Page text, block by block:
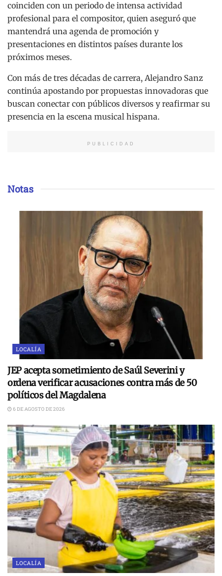
coinciden con un periodo de intensa actividad
profesional para el compositor, quien aseguró que
mantendrá una agenda de promoción y
presentaciones en distintos países durante los
próximos meses.
Con más de tres décadas de carrera, Alejandro Sanz
continúa apostando por propuestas innovadoras que
buscan conectar con públicos diversos y reafirmar su
presencia en la escena musical hispana.
PUBLICIDAD
Notas
LOCALÍA
JEP acepta sometimiento de Saúl Severini y
ordena verificar acusaciones contra más de 50
políticos del Magdalena
6 DE AGOSTO DE 2026
LOCALÍA